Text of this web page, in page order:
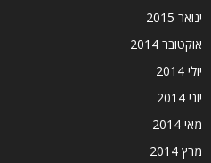
ינואר 2015
אוקטובר 2014
יולי 2014
יוני 2014
מאי 2014
מרץ 2014